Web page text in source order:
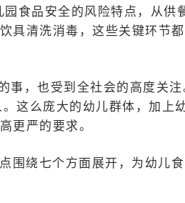
食品安全的风险特点，从供
具清洗消毒，这些关键环节
事，也受到全社会的高度关
这么庞大的幼儿群体，加上
更严的要求。
围绕七个方面展开，为幼儿